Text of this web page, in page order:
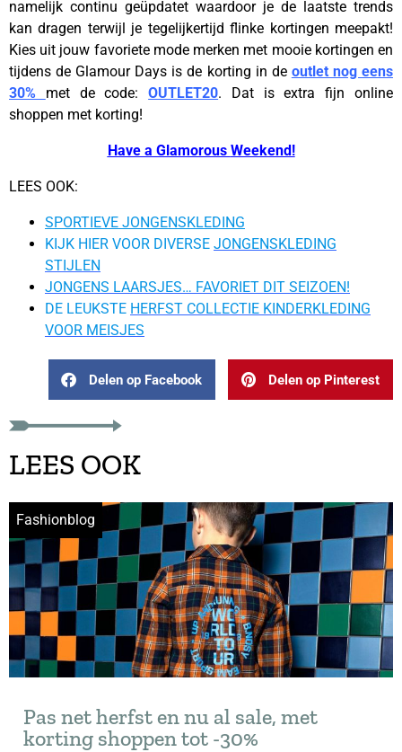
namelijk continu geüpdatet waardoor je de laatste trends
kan dragen terwijl je tegelijkertijd flinke kortingen meepakt!
Kies uit jouw favoriete mode merken met mooie kortingen en
tijdens de Glamour Days is de korting in de outlet nog eens
30%
met de code:OUTLET20. Dat is extra fijn online
shoppen met korting!
Have a Glamorous Weekend!
LEES OOK:
SPORTIEVE JONGENSKLEDING
KIJK HIER VOOR DIVERSE JONGENSKLEDING
STIJLEN
JONGENS LAARSJES… FAVORIET DIT SEIZOEN!
DE LEUKSTE HERFST COLLECTIE KINDERKLEDING
VOOR MEISJES
Delen op Facebook Delen op Pinterest
LEES OOK
Fashionblog
Pas net herfst en nu al sale, met
korting shoppen tot -30%